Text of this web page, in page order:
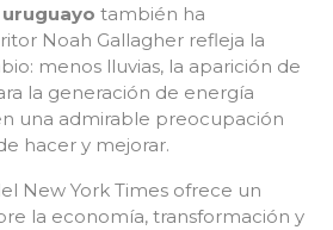
también ha
Noah Gallagher refleja la
menos lluvias, la aparición de
la generación de energía
una admirable preocupación
hacer y mejorar.
New York Times ofrece un
la economía, transformación y